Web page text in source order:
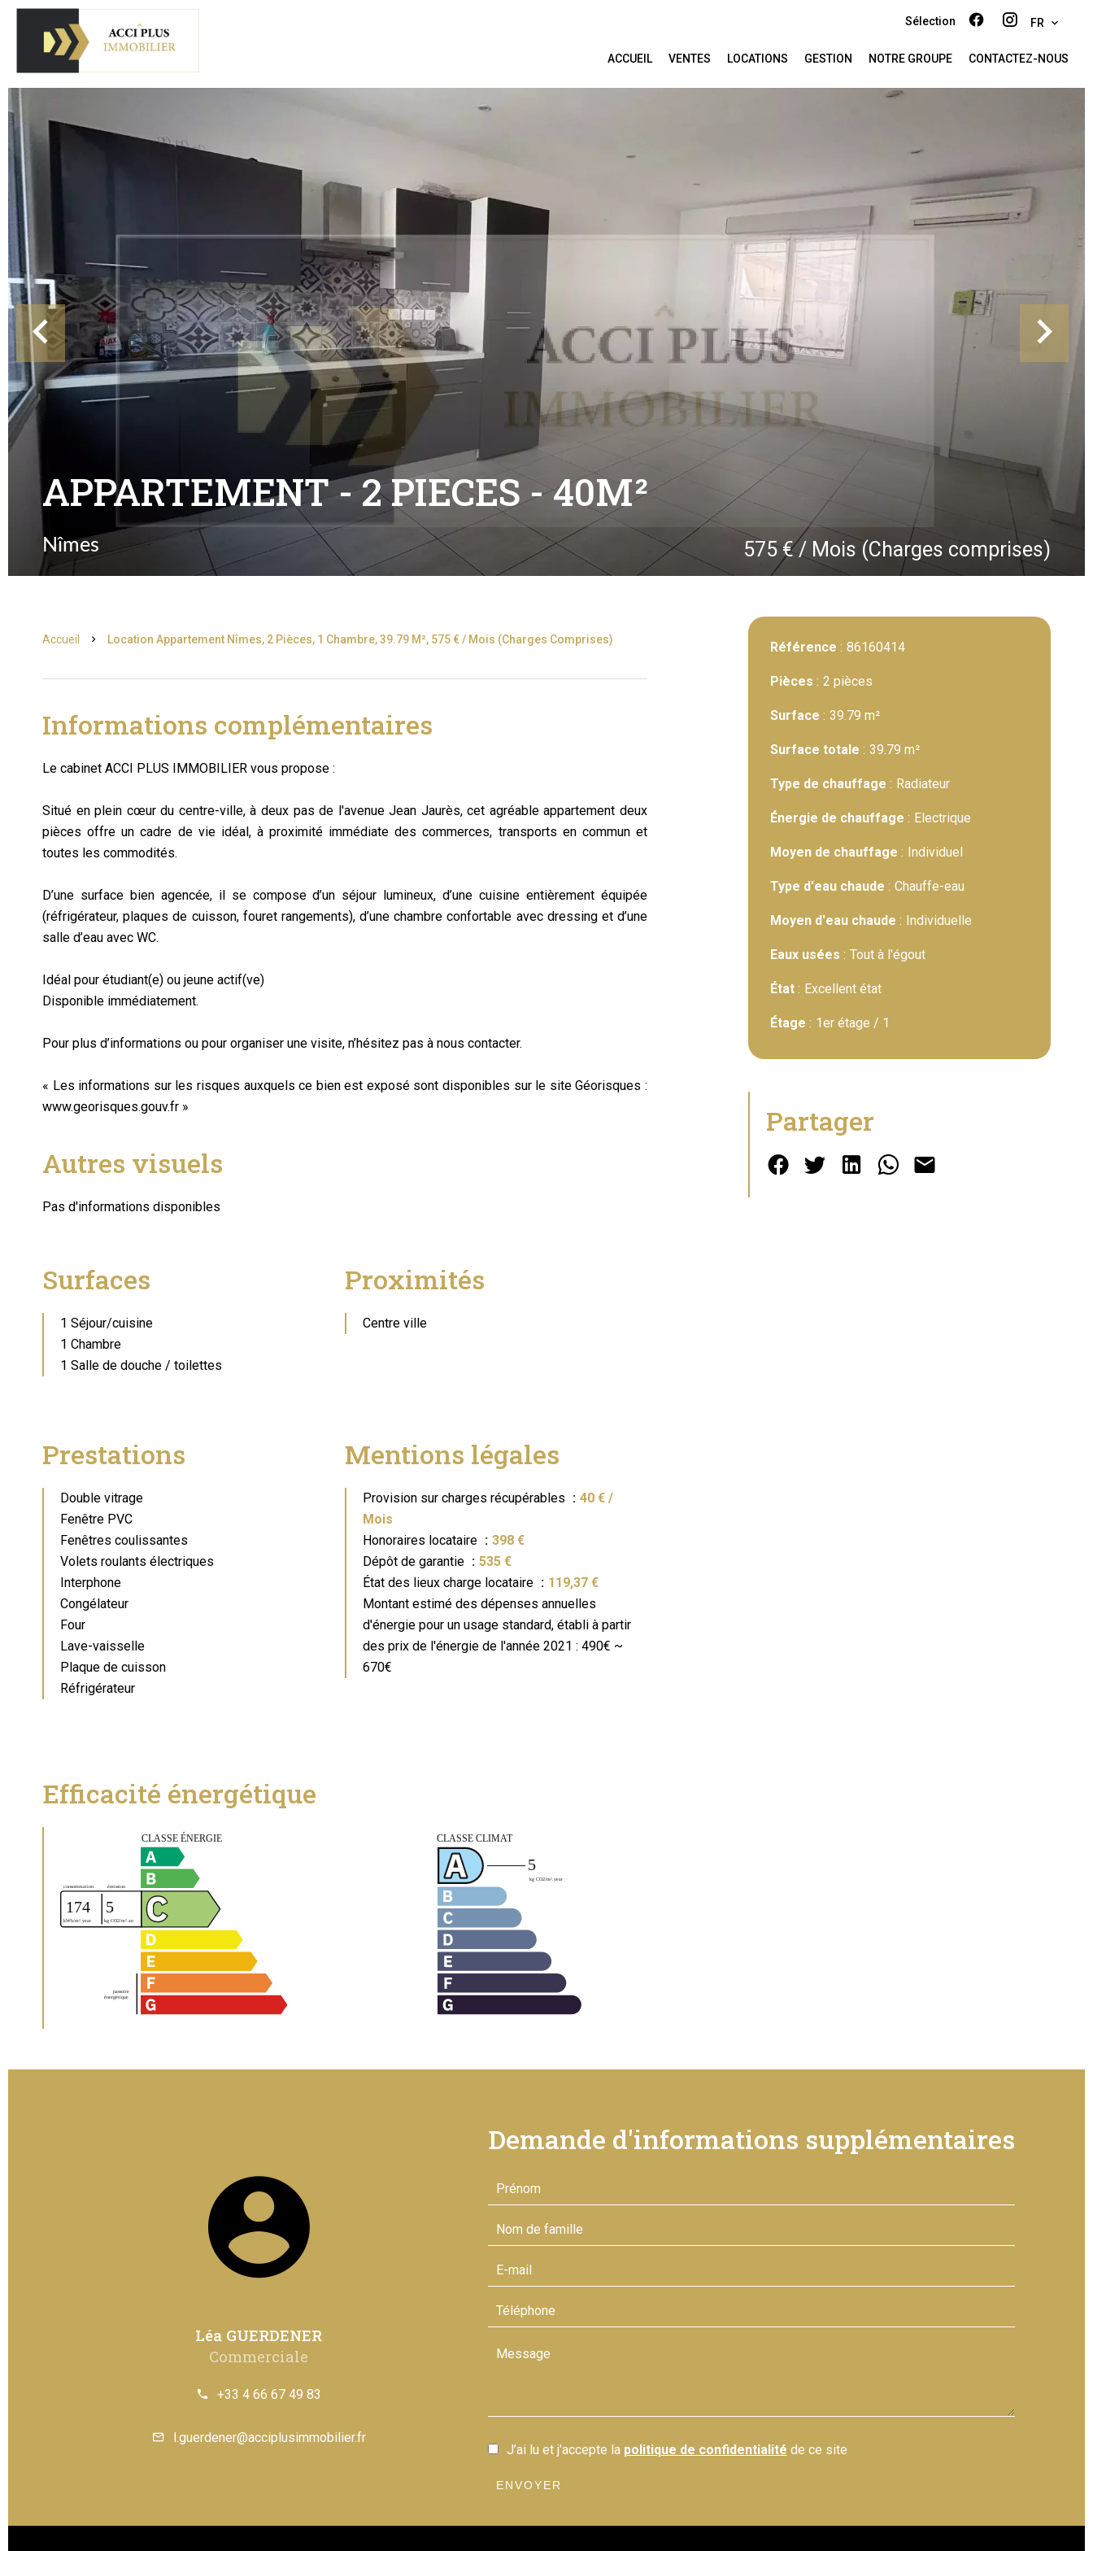
Sélection FR
ACCUEIL VENTES LOCATIONS GESTION NOTRE GROUPE CONTACTEZ-NOUS
APPARTEMENT - 2 PIECES - 40M²
Nîmes 575 € / Mois (Charges comprises)
Accueil Location Appartement Nîmes, 2 Pièces, 1 Chambre, 39.79 M², 575 € / Mois (Charges Comprises)
Informations complémentaires
Le cabinet ACCI PLUS IMMOBILIER vous propose :
Situé en plein cœur du centre-ville, à deux pas de l'avenue Jean Jaurès, cet agréable appartement deux
pièces offre un cadre de vie idéal, à proximité immédiate des commerces, transports en commun et
toutes les commodités.
D’une surface bien agencée, il se compose d’un séjour lumineux, d’une cuisine entièrement équipée
(réfrigérateur, plaques de cuisson, fouret rangements), d’une chambre confortable avec dressing et d’une
salle d’eau avec WC.
Idéal pour étudiant(e) ou jeune actif(ve)
Disponible immédiatement.
Pour plus d’informations ou pour organiser une visite, n’hésitez pas à nous contacter.
« Les informations sur les risques auxquels ce bien est exposé sont disponibles sur le site Géorisques :
www.georisques.gouv.fr »
Autres visuels
Pas d'informations disponibles
Surfaces
1 Séjour/cuisine
1 Chambre
1 Salle de douche / toilettes
Proximités
Centre ville
Prestations
Double vitrage
Fenêtre PVC
Fenêtres coulissantes
Volets roulants électriques
Interphone
Congélateur
Four
Lave-vaisselle
Plaque de cuisson
Réfrigérateur
Mentions légales
Provision sur charges récupérables
40 € /
Mois
Honoraires locataire
398 €
Dépôt de garantie
535 €
État des lieux charge locataire
119,37 €
Montant estimé des dépenses annuelles
d'énergie pour un usage standard, établi à partir
des prix de l'énergie de l'année 2021 : 490€ ~
670€
Efficacité énergétique
Référence 86160414
Pièces 2 pièces
Surface 39.79 m²
Surface totale 39.79 m²
Type de chauffage Radiateur
Énergie de chauffage Electrique
Moyen de chauffage Individuel
Type d'eau chaude Chauffe-eau
Moyen d'eau chaude Individuelle
Eaux usées Tout à l'égout
État Excellent état
Étage 1er étage / 1
Partager
Léa GUERDENER
Commerciale
+33 4 66 67 49 83
l.guerdener@acciplusimmobilier.fr
Demande d'informations supplémentaires
J’ai lu et j'accepte la politique de confidentialité de ce site
ENVOYER